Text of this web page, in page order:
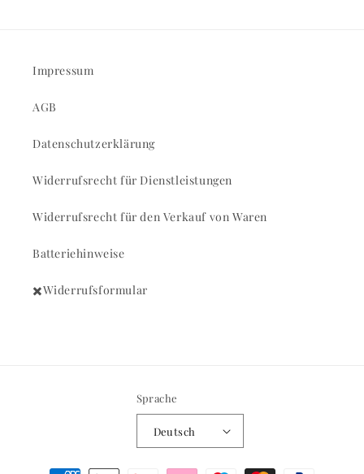
Impressum
AGB
Datenschutzerklärung
Widerrufsrecht für Dienstleistungen
Widerrufsrecht für den Verkauf von Waren
Batteriehinweise
✖️Widerrufsformular
Sprache
Deutsch
Zahlungsmethoden